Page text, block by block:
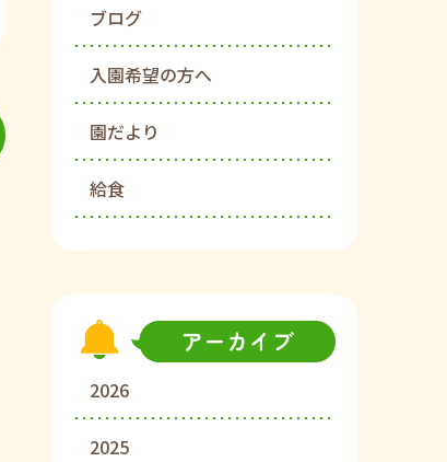
ブログ
入園希望の方へ
園だより
給食
2026
2025